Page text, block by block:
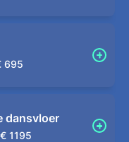
695
dansvloer
€ 1195